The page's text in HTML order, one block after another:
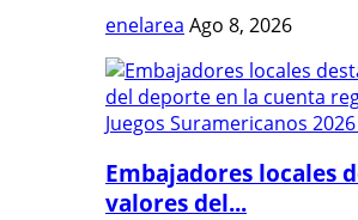
enelarea Ago 8, 2026
Embajadores locales
valores del...